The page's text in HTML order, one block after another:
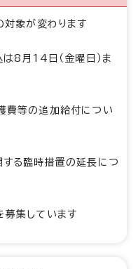
象が変わります
8月14日（金曜日）ま
費等の追加給付につい
する臨時措置の延長につ
集しています